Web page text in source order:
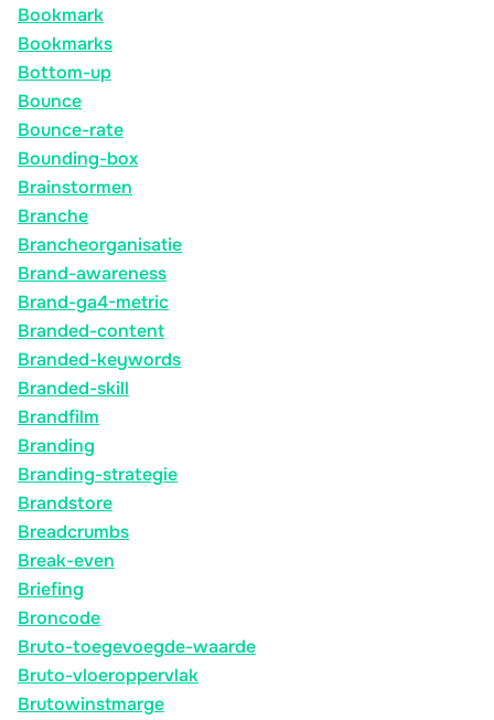
Bookmark
Bookmarks
Bottom-up
Bounce
Bounce-rate
Bounding-box
Brainstormen
Branche
Brancheorganisatie
Brand-awareness
Brand-ga4-metric
Branded-content
Branded-keywords
Branded-skill
Brandfilm
Branding
Branding-strategie
Brandstore
Breadcrumbs
Break-even
Briefing
Broncode
Bruto-toegevoegde-waarde
Bruto-vloeroppervlak
Brutowinstmarge